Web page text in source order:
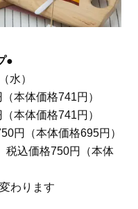
●
水）
本体価格741円）
本体価格741円）
円（本体価格695円）
税込価格750円（本体
わります